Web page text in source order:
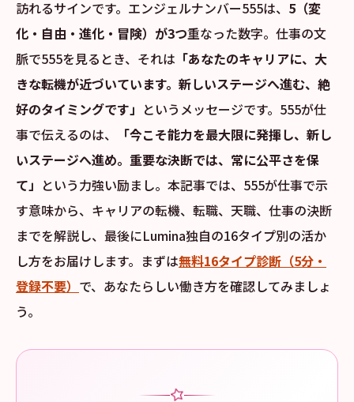
訪れるサインです。エンジェルナンバー555は、 5（変
化・自由・進化・冒険）が3つ重なった数字。仕事の文
脈で555を見るとき、それは 「あなたのキャリアに、大
きな転機が近づいています。新しいステージへ進む、絶
好のタイミングです」 というメッセージです。555が仕
事で伝えるのは、
「今こそ能力を最大限に発揮し、新し
いステージへ進め。重要な決断では、常に公平さを保
て」 という力強い励まし。本記事では、555が仕事で示
す意味から、キャリアの転機、転職、天職、仕事の決断
までを解説し、最後にLumina独自の16タイプ別の活か
し方をお届けします。まずは無料16タイプ診断（5分・
登録不要） で、あなたらしい働き方を確認してみましょ
う。